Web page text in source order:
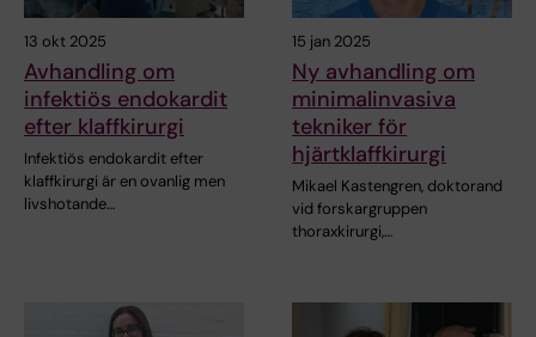
13 okt 2025
Avhandling om
infektiös endokardit
efter klaffkirurgi
Infektiös endokardit efter
klaffkirurgi är en ovanlig men
livshotande…
15 jan 2025
Ny avhandling om
minimalinvasiva
tekniker för
hjärtklaffkirurgi
Mikael Kastengren, doktorand
vid forskargruppen
thoraxkirurgi,…